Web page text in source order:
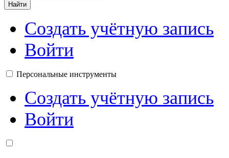
Найти
Создать учётную запись
Войти
Персональные инструменты
Создать учётную запись
Войти